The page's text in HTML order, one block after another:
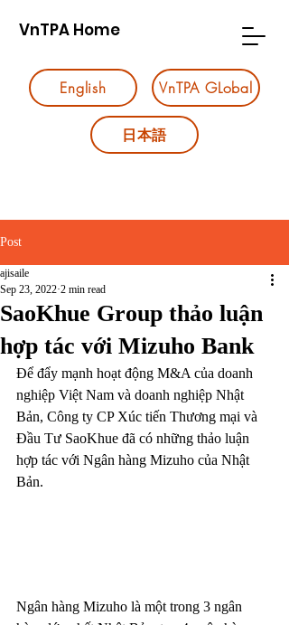
VnTPA Home
English VnTPA GLobal
日本語
Post
SaoKhue Group thảo luận
hợp tác với Mizuho Bank
ajisaile
Sep 23, 2022 2 min read
Để đẩy mạnh hoạt động M&A của doanh
nghiệp Việt Nam và doanh nghiệp Nhật
Bản, Công ty CP Xúc tiến Thương mại và
Đầu Tư SaoKhue đã có những thảo luận
hợp tác với Ngân hàng Mizuho của Nhật
Bản.
Ngân hàng Mizuho là một trong 3 ngân